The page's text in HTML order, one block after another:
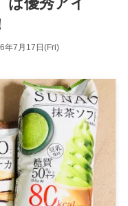
年7月17日(Fri)